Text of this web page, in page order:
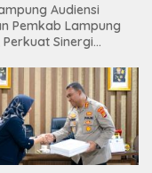
Audiensi
Pemkab Lampung
Sinergi